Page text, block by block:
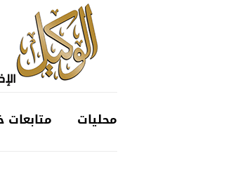
محليات متابعات